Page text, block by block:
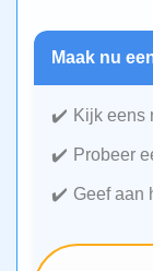
Maak nu
Kijk eens
Probeer
Geef aan